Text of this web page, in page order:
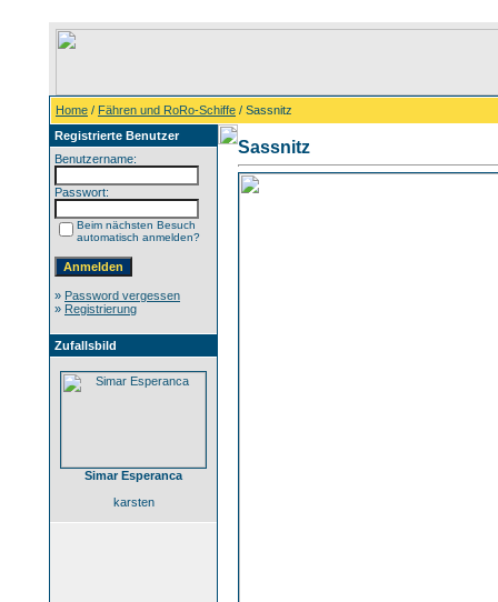
Home / Fähren und RoRo-Schiffe / Sassnitz
Registrierte Benutzer
Benutzername:
Passwort:
Beim nächsten Besuch
automatisch anmelden?
» Password vergessen
» Registrierung
Zufallsbild
Simar Esperanca
karsten
Sassnitz